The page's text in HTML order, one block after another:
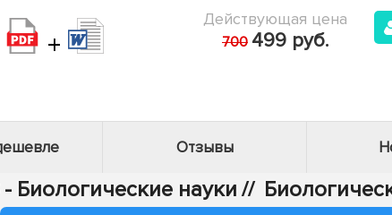
+
Действующая цена
700 499 руб.
Отзывы
- Биологические науки //